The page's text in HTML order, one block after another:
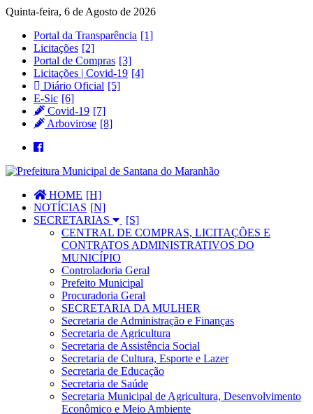
Quinta-feira, 6 de Agosto de 2026
Portal da Transparência
Licitações
Portal de Compras
Licitações | Covid-19
Diário Oficial
E-Sic
Covid-19
Arbovirose
HOME
NOTÍCIAS
SECRETARIAS
CENTRAL DE COMPRAS, LICITAÇÕES E
CONTRATOS ADMINISTRATIVOS DO
MUNICÍPIO
Controladoria Geral
Prefeito Municipal
Procuradoria Geral
SECRETARIA DA MULHER
Secretaria de Administração e Finanças
Secretaria de Agricultura
Secretaria de Assistência Social
Secretaria de Cultura, Esporte e Lazer
Secretaria de Educação
Secretaria de Saúde
Secretaria Municipal de Agricultura, Desenvolvimento
Econômico e Meio Ambiente